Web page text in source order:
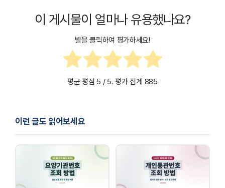
이 게시물이 얼마나 유용했나요?
별을 클릭하여 평가하세요!
평균 평점 5 / 5. 평가 집계 885
이런 글도 읽어보세요